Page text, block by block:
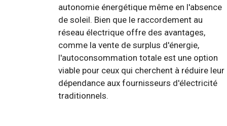
autonomie énergétique même en l'absence
de soleil. Bien que le raccordement au
réseau électrique offre des avantages,
comme la vente de surplus d'énergie,
l'autoconsommation totale est une option
viable pour ceux qui cherchent à réduire leur
dépendance aux fournisseurs d'électricité
traditionnels.